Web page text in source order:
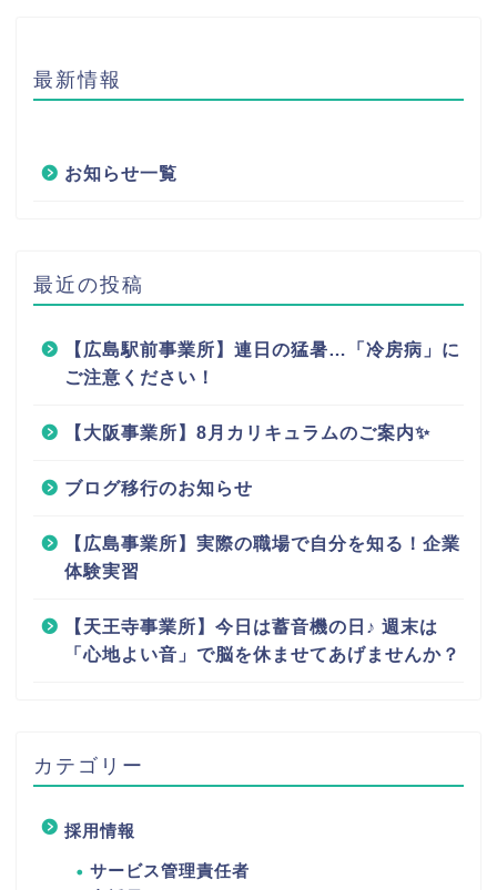
最新情報
お知らせ一覧
最近の投稿
【広島駅前事業所】連日の猛暑…「冷房病」に
ご注意ください！
【大阪事業所】8月カリキュラムのご案内✨
ブログ移行のお知らせ
【広島事業所】実際の職場で自分を知る！企業
体験実習
【天王寺事業所】今日は蓄音機の日♪ 週末は
「心地よい音」で脳を休ませてあげませんか？
カテゴリー
採用情報
サービス管理責任者